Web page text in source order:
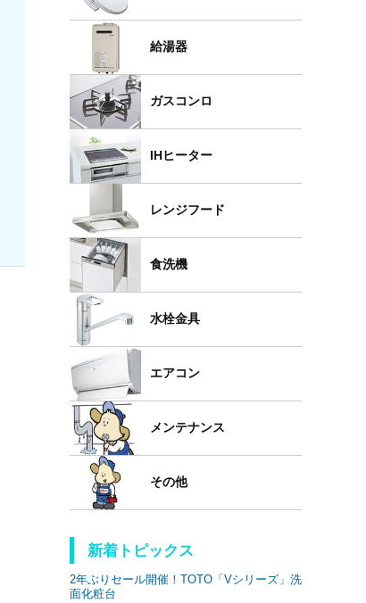
給湯器
ガスコンロ
IHヒーター
レンジフード
食洗機
水栓金具
エアコン
メンテナンス
その他
新着トピックス
2年ぶりセール開催！TOTO「Vシリーズ」洗
面化粧台